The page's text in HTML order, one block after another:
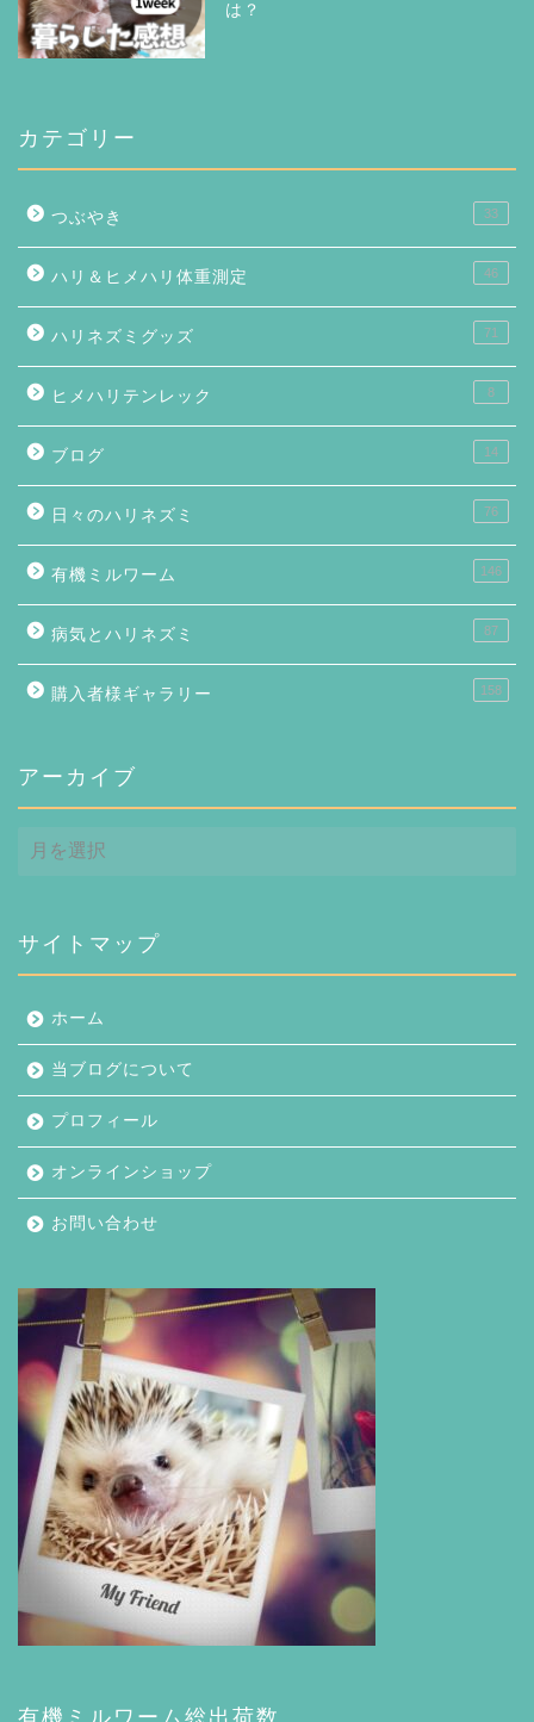
は？
カテゴリー
つぶやき 33
ハリ＆ヒメハリ体重測定 46
ハリネズミグッズ 71
ヒメハリテンレック 8
ブログ 14
日々のハリネズミ 76
有機ミルワーム 146
病気とハリネズミ 87
購入者様ギャラリー 158
アーカイブ
ア
ー
ブ
サイトマップ
ホーム
当ブログについて
プロフィール
オンラインショップ
お問い合わせ
有機ミルワーム総出荷数